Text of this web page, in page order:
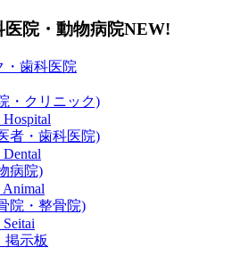
院・動物病院NEW!
・歯科医院
・クリニック)
者・歯科医院)
病院)
院・整骨院)
掲示板